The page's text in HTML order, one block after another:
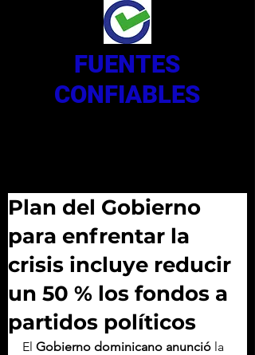
FUENTES
CONFIABLES
Plan del Gobierno
para enfrentar la
crisis incluye reducir
un 50 % los fondos a
partidos políticos
El Gobierno dominicano anunció la